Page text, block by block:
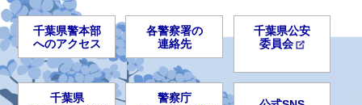
千葉県警本部
へのアクセス
各警察署の
連絡先
千葉県公安
委員会
千葉県
警察庁